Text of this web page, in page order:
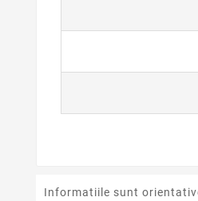
Informatiile sunt